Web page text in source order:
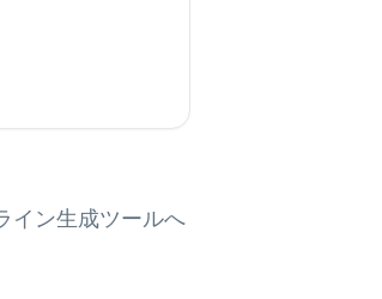
イン生成ツールへ